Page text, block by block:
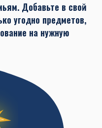
Добавьте в свой
угодно предметов,
на нужную